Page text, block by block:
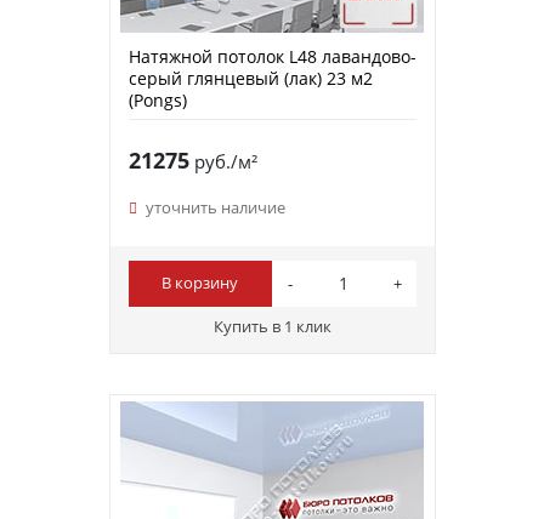
Натяжной потолок L48 лавандово-
серый глянцевый (лак) 23 м2
(Pongs)
21275руб./м²
уточнить наличие
В корзину
Купить в 1 клик